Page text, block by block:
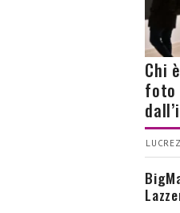
Chi
foto